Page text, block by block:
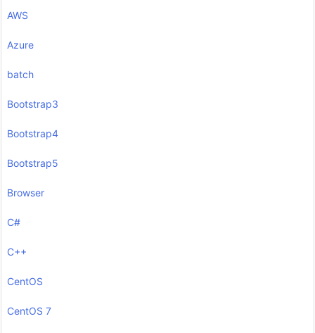
AWS
Azure
batch
Bootstrap3
Bootstrap4
Bootstrap5
Browser
C#
C++
CentOS
CentOS 7